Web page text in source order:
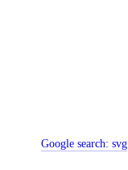
Google search:svg